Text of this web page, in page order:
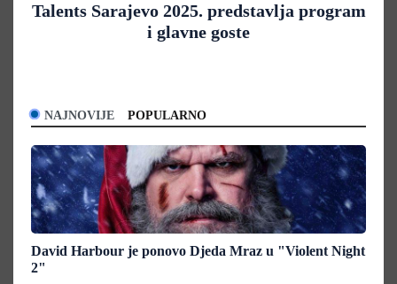
Talents Sarajevo 2025. predstavlja program
i glavne goste
NAJNOVIJE POPULARNO
David Harbour je ponovo Djeda Mraz u "Violent Night
2"